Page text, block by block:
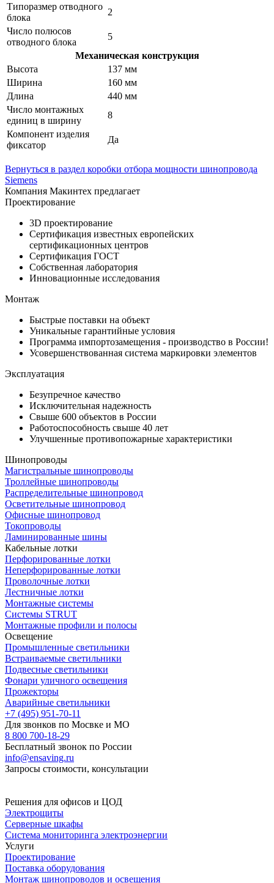
Типоразмер отводного
блока
2
Число полюсов
отводного блока
5
Механическая конструкция
Высота
137 мм
Ширина
160 мм
Длина
440 мм
Число монтажных
единиц в ширину
8
Компонент изделия
фиксатор
Да
Вернуться в раздел коробки отбора мощности шинопровода
Siemens
Компания Макинтех предлагает
Проектирование
3D проектирование
Сертификация известных европейских
сертификационных центров
Сертификация ГОСТ
Собственная лаборатория
Инновационные исследования
Монтаж
Быстрые поставки на объект
Уникальные гарантийные условия
Программа импортозамещения - производство в России!
Усовершенствованная система маркировки элементов
Эксплуатация
Безупречное качество
Исключительная надежность
Свыше 600 объектов в России
Работоспособность свыше 40 лет
Улучшенные противопожарные характеристики
Шинопроводы
Магистральные шинопроводы
Троллейные шинопроводы
Распределительные шинопровод
Осветительные шинопровод
Офисные шинопровод
Токопроводы
Ламинированные шины
Кабельные лотки
Перфорированные лотки
Неперфорированные лотки
Проволочные лотки
Лестничные лотки
Монтажные системы
Системы STRUT
Монтажные профили и полосы
Освещение
Промышленные светильники
Встраиваемые светильники
Подвесные светильники
Фонари уличного освещения
Прожекторы
Аварийные светильники
+7 (495) 951-70-11
Для звонков по Мосвке и МО
8 800 700-18-29
Бесплатный звонок по России
info@ensaving.ru
Запросы стоимости, консультации
Решения для офисов и ЦОД
Электрощиты
Серверные шкафы
Система мониторинга электроэнергии
Услуги
Проектирование
Поставка оборудования
Монтаж шинопроводов и освещения